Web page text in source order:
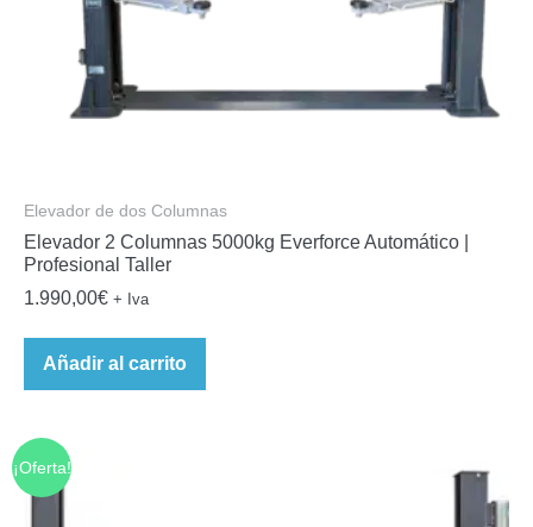
Elevador de dos Columnas
Elevador 2 Columnas 5000kg Everforce Automático |
Profesional Taller
1.990,00€ + Iva
Añadir al carrito
¡Oferta!